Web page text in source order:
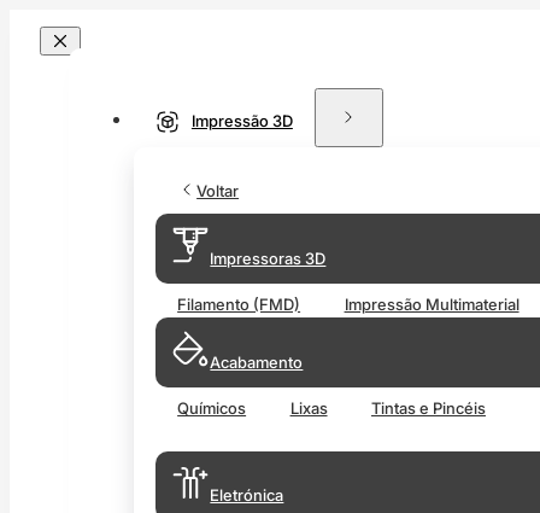
Impressão 3D
Voltar
Impressoras 3D
Filamento (FMD) Impressão Multimaterial
Acabamento
Químicos Lixas Tintas e Pincéis
Eletrónica